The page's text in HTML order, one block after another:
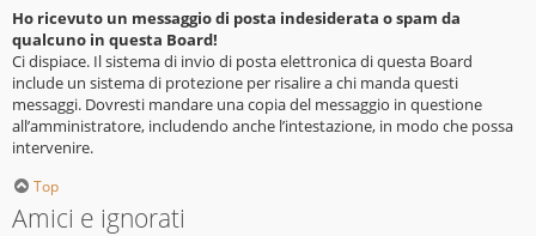
Ho ricevuto un messaggio di posta indesiderata o spam da
qualcuno in questa Board!
Ci dispiace. Il sistema di invio di posta elettronica di questa Board
include un sistema di protezione per risalire a chi manda questi
messaggi. Dovresti mandare una copia del messaggio in questione
all’amministratore, includendo anche l’intestazione, in modo che possa
intervenire.
Top
Amici e ignorati